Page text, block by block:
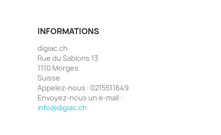
INFORMATIONS
digiac.ch
Rue du Sablons 13
1110 Morges
Suisse
Appelez-nous : 0215511649
Envoyez-nous un e-mail :
info@digiac.ch